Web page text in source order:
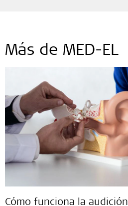
Más de MED-EL
Cómo funciona la audición